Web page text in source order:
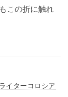
この折に触れ
イターコロシア